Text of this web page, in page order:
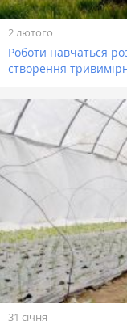
2 лютого
Роботи навчаться
створення
31 січня